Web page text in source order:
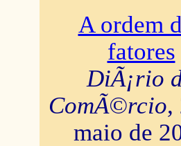
A ordem
fatores
DiÃ¡rio
ComÃ©rcio,
maio de